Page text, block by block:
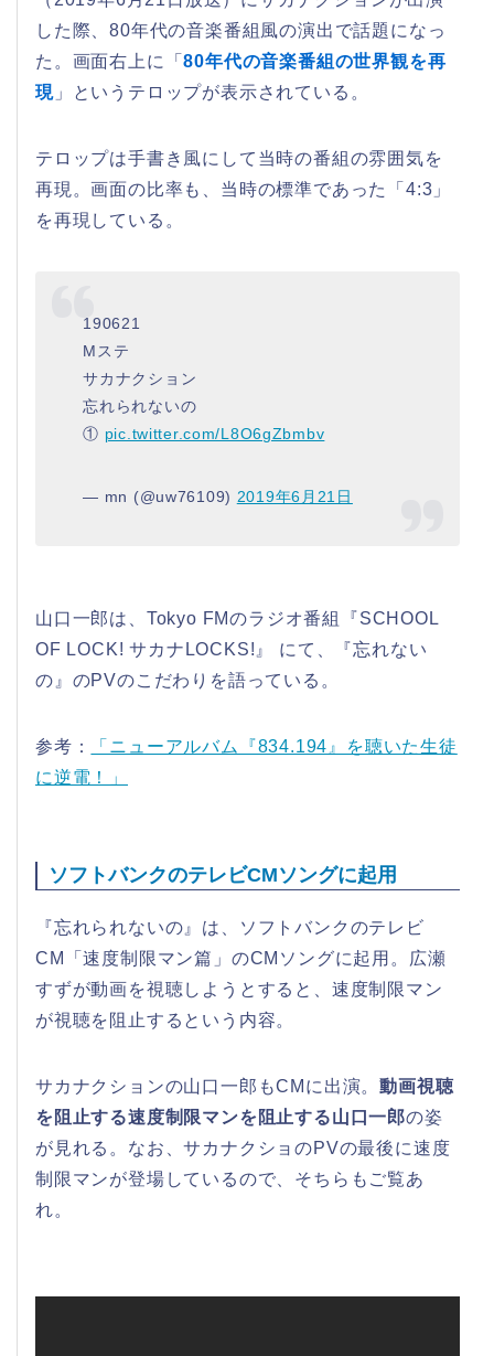
した際、80年代の音楽番組風の演出で話題になっ
た。画面右上に「80年代の音楽番組の世界観を再
現」というテロップが表示されている。
テロップは手書き風にして当時の番組の雰囲気を
再現。画面の比率も、当時の標準であった「4:3」
を再現している。
190621
Mステ
サカナクション
忘れられないの
① pic.twitter.com/L8O6gZbmbv
— mn (@uw76109) 2019年6月21日
山口一郎は、Tokyo FMのラジオ番組『SCHOOL
OF LOCK! サカナLOCKS!』 にて、『忘れない
の』のPVのこだわりを語っている。
参考：
「ニューアルバム『834.194』を聴いた生徒
に逆電！」
ソフトバンクのテレビCMソングに起用
『忘れられないの』は、ソフトバンクのテレビ
CM「速度制限マン篇」のCMソングに起用。広瀬
すずが動画を視聴しようとすると、速度制限マン
が視聴を阻止するという内容。
サカナクションの山口一郎もCMに出演。動画視聴
を阻止する速度制限マンを阻止する山口一郎の姿
が見れる。なお、サカナクショのPVの最後に速度
制限マンが登場しているので、そちらもご覧あ
れ。